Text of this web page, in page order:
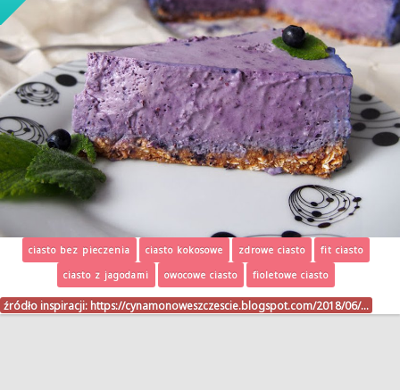
ciasto bez pieczenia ciasto kokosowe zdrowe ciasto
fit ciasto
ciasto z jagodami
owocowe ciasto fioletowe ciasto
źródło inspiracji: https://cynamonoweszczescie.blogspot.com/2018/06/…